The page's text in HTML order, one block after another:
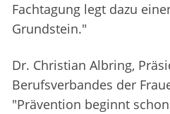
Fachtagung legt dazu
Grundstein."
Dr. Christian Albring,
Berufsverbandes der
"Prävention beginnt